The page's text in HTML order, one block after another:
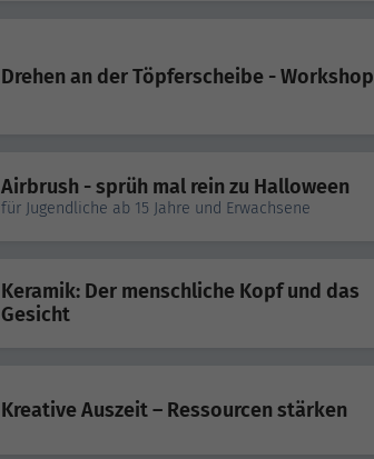
Drehen an der Töpferscheibe - Workshop
Airbrush - sprüh mal rein zu Halloween
für Jugendliche ab 15 Jahre und Erwachsene
Keramik: Der menschliche Kopf und das
Gesicht
Kreative Auszeit – Ressourcen stärken